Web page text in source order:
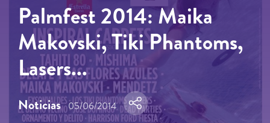
Noticias 05/06/2014
Palmfest 2014: Maika
Makovski, Tiki Phantoms,
Lasers...